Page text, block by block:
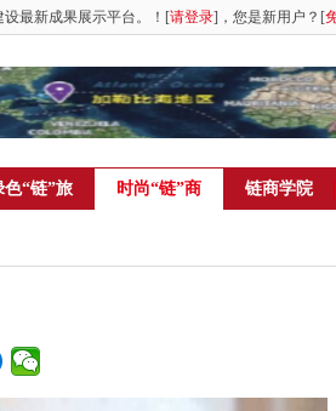
最新成果展示平台。！[请登录]，您是新用户？[
色“链”旅 时尚“链”商 链商学院